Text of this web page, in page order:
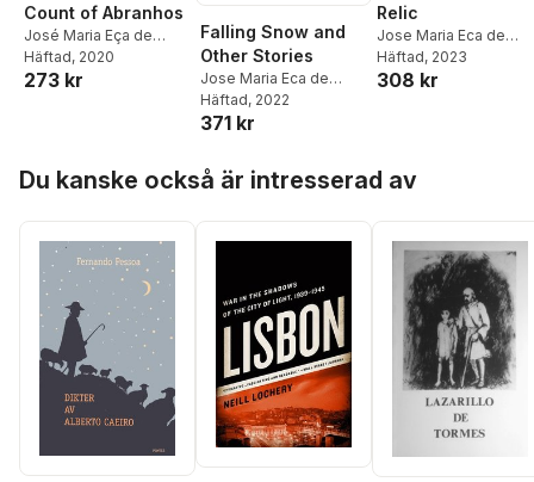
Count of Abranhos
José Maria Eça de
Queirós
Häftad, 2020
273 kr
Falling Snow and
Other Stories
Jose Maria Eca de
Queiros
Häftad, 2022
371 kr
Relic
Jose Maria Eca de
Queiros
Häftad, 2023
308 kr
Du kanske också är intresserad av